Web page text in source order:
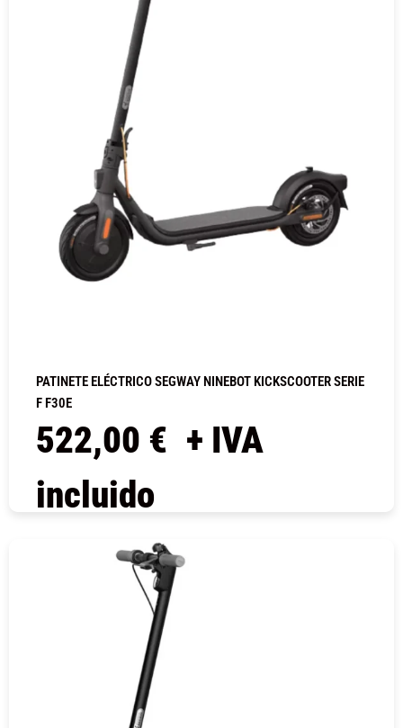
PATINETE ELÉCTRICO SEGWAY NINEBOT KICKSCOOTER SERIE
F F30E
522,00 € + IVA
incluido